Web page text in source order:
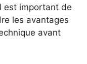
est important de
les avantages
avant